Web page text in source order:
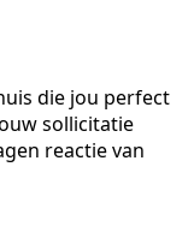
die jou perfect
sollicitatie
reactie van